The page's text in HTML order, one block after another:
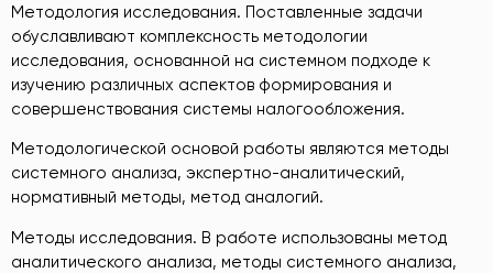
Методология исследования. Поставленные задачи
обуславливают комплексность методологии
исследования, основанной на системном подходе к
изучению различных аспектов формирования и
совершенствования системы налогообложения.
Методологической основой работы являются методы
системного анализа, экспертно-аналитический,
нормативный методы, метод аналогий.
Методы исследования. В работе использованы метод
аналитического анализа, методы системного анализа,